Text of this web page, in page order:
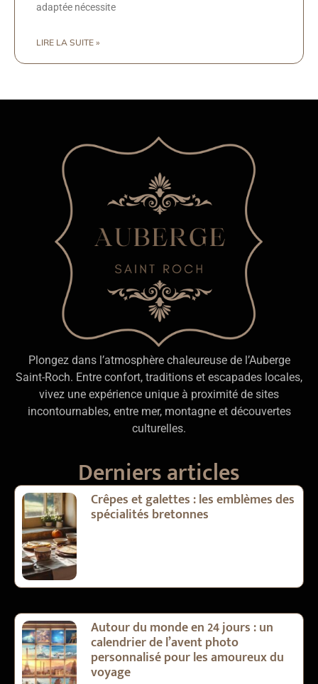
adaptée nécessite
LIRE LA SUITE »
Plongez dans l’atmosphère chaleureuse de l’Auberge
Saint-Roch. Entre confort, traditions et escapades locales,
vivez une expérience unique à proximité de sites
incontournables, entre mer, montagne et découvertes
culturelles.
Derniers articles
Crêpes et galettes : les emblèmes des
spécialités bretonnes
Autour du monde en 24 jours : un
calendrier de l’avent photo
personnalisé pour les amoureux du
voyage